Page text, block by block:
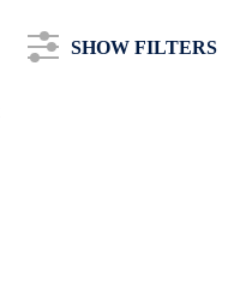
SHOW FILTERS